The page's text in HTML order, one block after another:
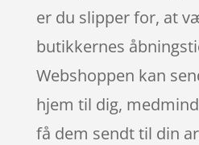
er du slipper for, at
butikkernes
Webshoppen kan
hjem til dig,
få dem sendt til din